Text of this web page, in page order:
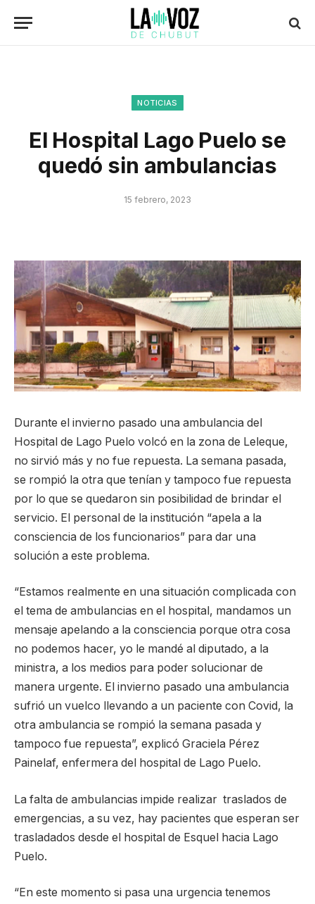
NOTICIAS
El Hospital Lago Puelo se
quedó sin ambulancias
15 febrero, 2023
Durante el invierno pasado una ambulancia del
Hospital de Lago Puelo volcó en la zona de Leleque,
no sirvió más y no fue repuesta. La semana pasada,
se rompió la otra que tenían y tampoco fue repuesta
por lo que se quedaron sin posibilidad de brindar el
servicio. El personal de la institución “apela a la
consciencia de los funcionarios” para dar una
solución a este problema.
“Estamos realmente en una situación complicada con
el tema de ambulancias en el hospital, mandamos un
mensaje apelando a la consciencia porque otra cosa
no podemos hacer, yo le mandé al diputado, a la
ministra, a los medios para poder solucionar de
manera urgente. El invierno pasado una ambulancia
sufrió un vuelco llevando a un paciente con Covid, la
otra ambulancia se rompió la semana pasada y
tampoco fue repuesta”, explicó Graciela Pérez
Painelaf, enfermera del hospital de Lago Puelo.
La falta de ambulancias impide realizar traslados de
emergencias, a su vez, hay pacientes que esperan ser
trasladados desde el hospital de Esquel hacia Lago
Puelo.
“En este momento si pasa una urgencia tenemos